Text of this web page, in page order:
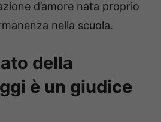
d’amore nata proprio
nella scuola.
della
è un giudice